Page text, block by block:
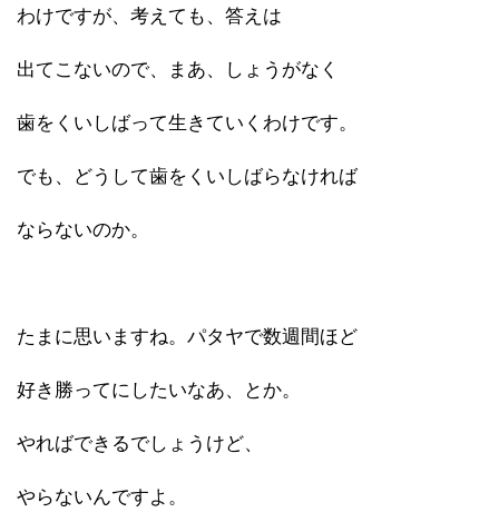
わけですが、考えても、答えは
出てこないので、まあ、しょうがなく
歯をくいしばって生きていくわけです。
でも、どうして歯をくいしばらなければ
ならないのか。
たまに思いますね。パタヤで数週間ほど
好き勝ってにしたいなあ、とか。
やればできるでしょうけど、
やらないんですよ。